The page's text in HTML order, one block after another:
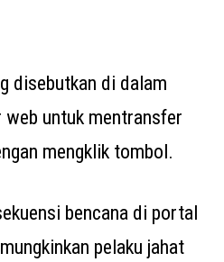
disebutkan di dalam
web untuk mentransfer
mengklik tombol.
bencana di portal
pelaku jahat